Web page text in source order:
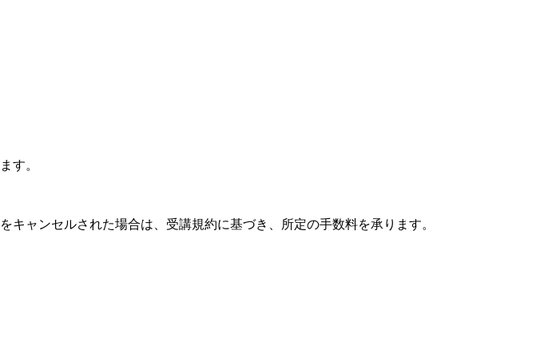
す。
ャンセルされた場合は、受講規約に基づき、所定の手数料を承ります。